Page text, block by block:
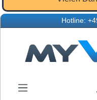
Hotline: